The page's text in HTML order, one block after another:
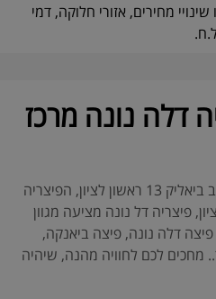
מחירים, אזורי חלוקה, דמי
דלה נונה מרכז
פיצריה דלה נונה (כשר) רחוב ביאליק 13 ראשון לציון, הפיצריה
פיצריה דל נונה מציעה מגוון
דלה נונה, פיצה ביאנקה,
מחכים לכם לחוויה מהנה, שיהיה